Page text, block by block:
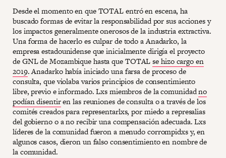
Desde el momento en que TOTAL entró en escena, ha
buscado formas de evitar la responsabilidad por sus acciones y
los impactos generalmente onerosos de la industria extractiva.
Una forma de hacerlo es culpar de todo a Anadarko, la
empresa estadounidense que inicialmente dirigía el proyecto
de GNL de Mozambique hasta que TOTALse hizo cargo en
2019. Anadarko había iniciado una farsa de proceso de
consulta, que violaba varios principios de consentimiento
libre, previo e informado. Lxs miembros de la comunidadno
podían disentiren las reuniones de consulta o a través de los
comités creados para representarlxs, por miedo a represalias
del gobierno o a no recibir una compensación adecuada. Lxs
líderes de la comunidad fueron a menudo corrompidxs y, en
algunos casos, dieron un falso consentimiento en nombre de
la comunidad.